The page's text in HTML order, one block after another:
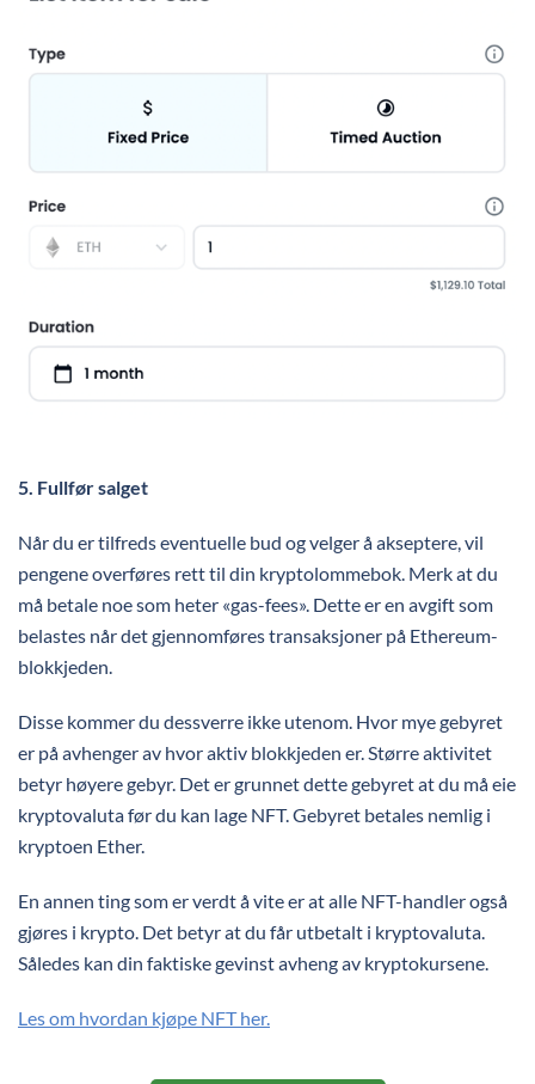
5. Fullfør salget
Når du er tilfreds eventuelle bud og velger å akseptere, vil
pengene overføres rett til din kryptolommebok. Merk at du
må betale noe som heter «gas-fees». Dette er en avgift som
belastes når det gjennomføres transaksjoner på Ethereum-
blokkjeden.
Disse kommer du dessverre ikke utenom. Hvor mye gebyret
er på avhenger av hvor aktiv blokkjeden er. Større aktivitet
betyr høyere gebyr. Det er grunnet dette gebyret at du må eie
kryptovaluta før du kan lage NFT. Gebyret betales nemlig i
kryptoen Ether.
En annen ting som er verdt å vite er at alle NFT-handler også
gjøres i krypto. Det betyr at du får utbetalt i kryptovaluta.
Således kan din faktiske gevinst avheng av kryptokursene.
Les om hvordan kjøpe NFT her.